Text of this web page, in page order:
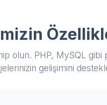
olun. PHP, MySQL
gelişimini